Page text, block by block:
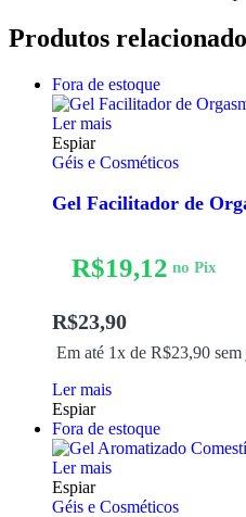
Produtos
Fora de estoque
Ler mais
Espiar
Géis e Cosméticos
Gel Facilitador de
R$23,90
Em até 1x de R$23,90
R$19,12 no Pix
Ler mais
Espiar
Fora de estoque
Ler mais
Espiar
Géis e Cosméticos